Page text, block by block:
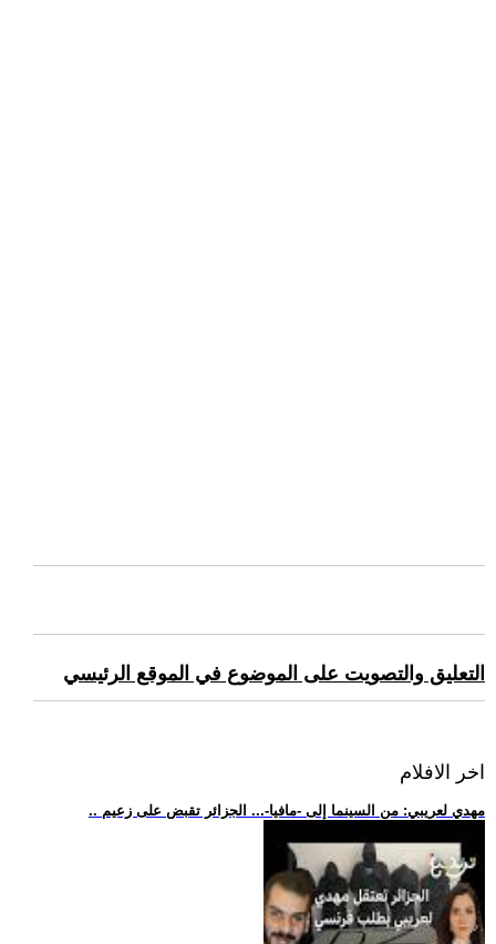
التعليق والتصويت على الموضوع في الموقع الرئيسي
اخر الافلام
.. مهدي لعريبي: من السينما إلى -مافيا-... الجزائر تقبض على زعيم